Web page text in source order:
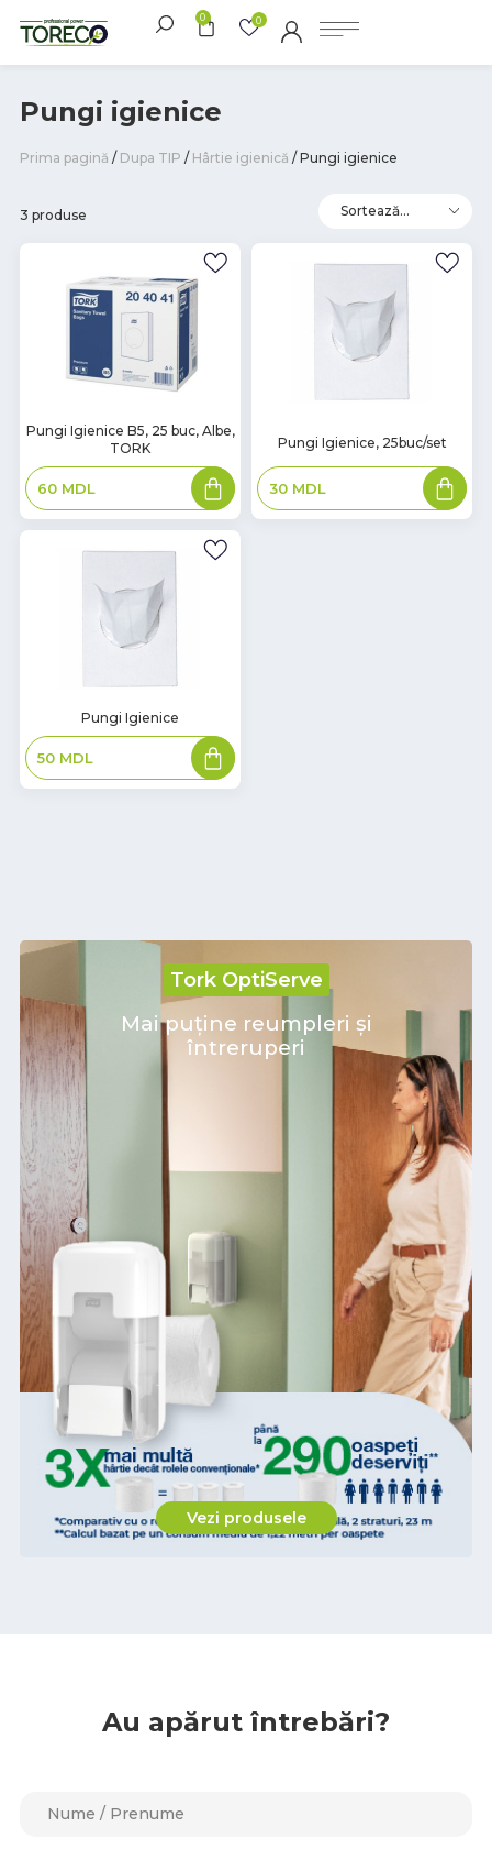
0 0
Pungi igienice
Prima pagină / Dupa TIP / Hârtie igienică / Pungi igienice
Tork OptiServe
Mai puține reumpleri și
întreruperi
Vezi produsele
3 produse
В
Pungi Igienice B5, 25 buc, Albe,
TORK
60 MDL
Adaugă
în
coș
Pungi Igienice, 25buc/set
30 MDL
Adaugă
în
coș
наличии
Pungi Igienice
50 MDL
Adaugă
în
coș
Au apărut întrebări?